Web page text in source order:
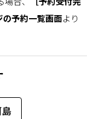
の予約一覧画面より